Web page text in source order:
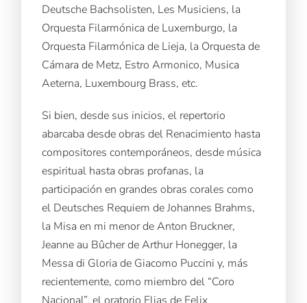
Deutsche Bachsolisten, Les Musiciens, la
Orquesta Filarmónica de Luxemburgo, la
Orquesta Filarmónica de Lieja, la Orquesta de
Cámara de Metz, Estro Armonico, Musica
Aeterna, Luxembourg Brass, etc.
Si bien, desde sus inicios, el repertorio
abarcaba desde obras del Renacimiento hasta
compositores contemporáneos, desde música
espiritual hasta obras profanas, la
participación en grandes obras corales como
el Deutsches Requiem de Johannes Brahms,
la Misa en mi menor de Anton Bruckner,
Jeanne au Bûcher de Arthur Honegger, la
Messa di Gloria de Giacomo Puccini y, más
recientemente, como miembro del “Coro